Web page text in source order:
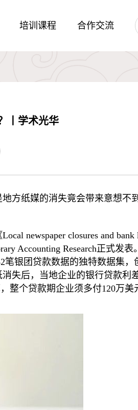
培训课程 合作交流
丨学术光华
方纸媒的消失竟会带来意想不
newspaper closures and bank
Accounting Research正式发表
笔银团贷款数据的独特数据集，
失后，当地企业的银行贷款利
整个贷款期企业须多付120万美